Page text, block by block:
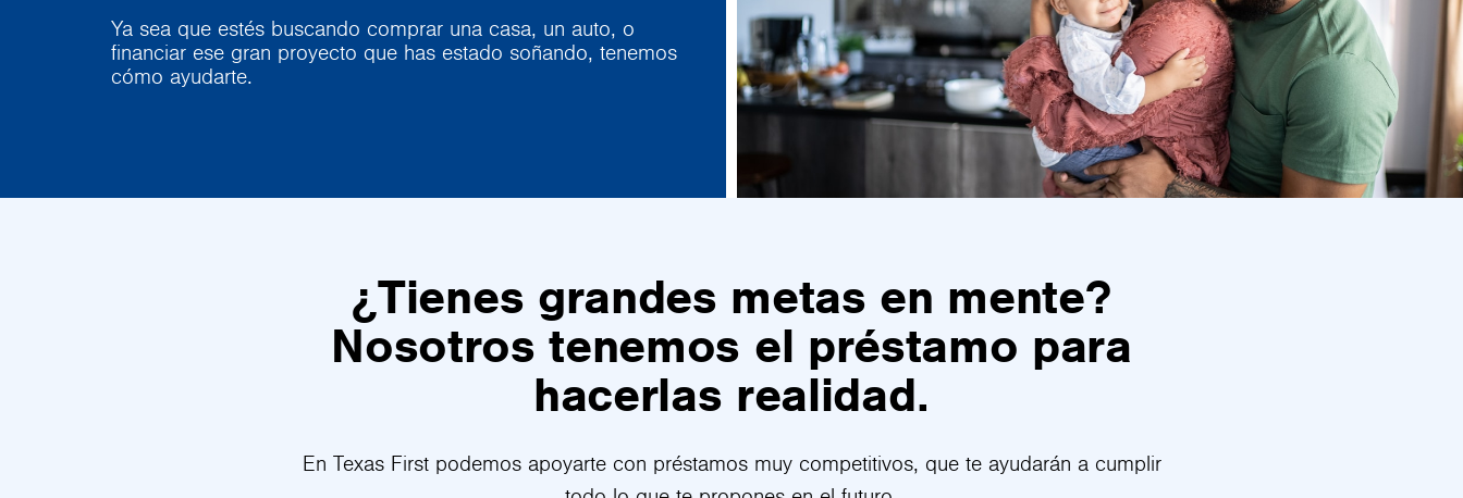
Ya sea que estés buscando comprar una casa, un auto, o
financiar ese gran proyecto que has estado soñando, tenemos
cómo ayudarte.
¿Tienes grandes metas en mente?
Nosotros tenemos el préstamo para
hacerlas realidad.
En Texas First podemos apoyarte con préstamos muy competitivos, que te ayudarán a cumplir